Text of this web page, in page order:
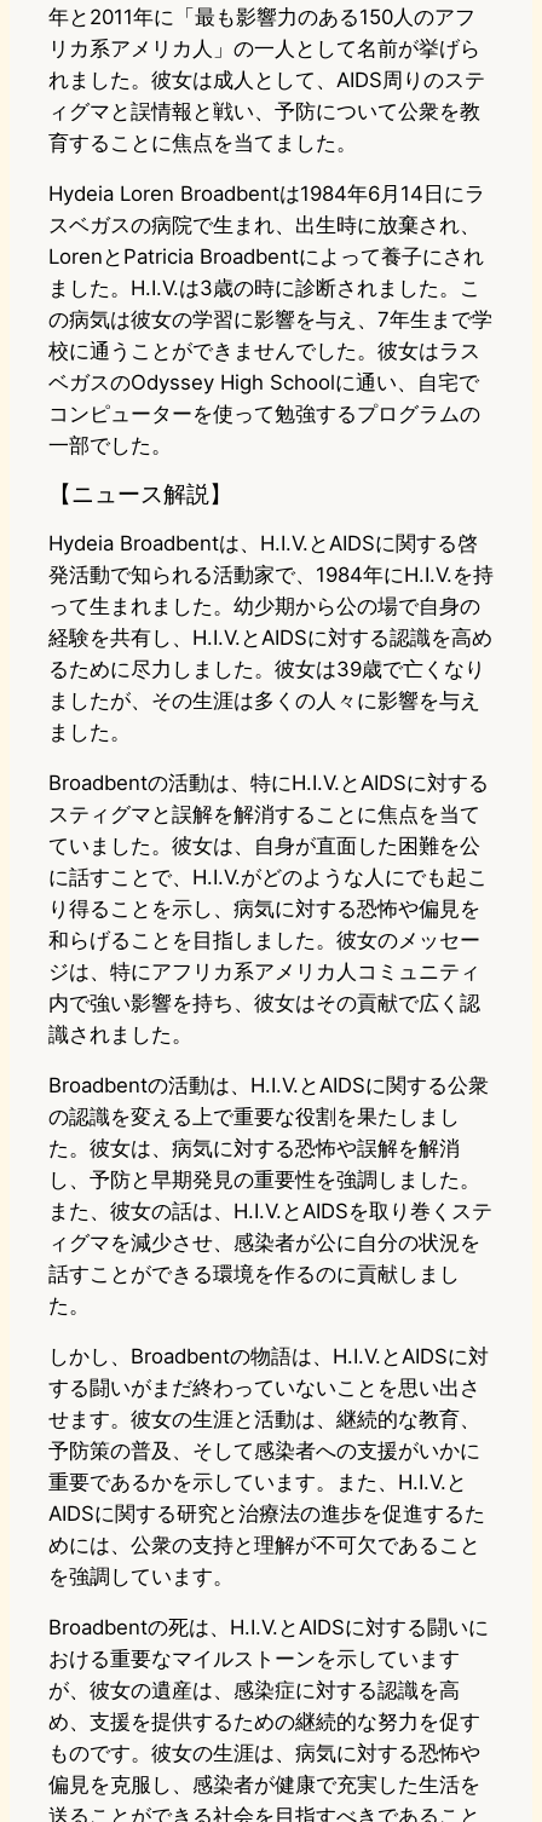
年と2011年に「最も影響力のある150人のアフ
リカ系アメリカ人」の一人として名前が挙げら
れました。彼女は成人として、AIDS周りのステ
ィグマと誤情報と戦い、予防について公衆を教
育することに焦点を当てました。
Hydeia Loren Broadbentは1984年6月14日にラ
スベガスの病院で生まれ、出生時に放棄され、
LorenとPatricia Broadbentによって養子にされ
ました。H.I.V.は3歳の時に診断されました。こ
の病気は彼女の学習に影響を与え、7年生まで学
校に通うことができませんでした。彼女はラス
ベガスのOdyssey High Schoolに通い、自宅で
コンピューターを使って勉強するプログラムの
一部でした。
【ニュース解説】
Hydeia Broadbentは、H.I.V.とAIDSに関する啓
発活動で知られる活動家で、1984年にH.I.V.を持
って生まれました。幼少期から公の場で自身の
経験を共有し、H.I.V.とAIDSに対する認識を高め
るために尽力しました。彼女は39歳で亡くなり
ましたが、その生涯は多くの人々に影響を与え
ました。
Broadbentの活動は、特にH.I.V.とAIDSに対する
スティグマと誤解を解消することに焦点を当て
ていました。彼女は、自身が直面した困難を公
に話すことで、H.I.V.がどのような人にでも起こ
り得ることを示し、病気に対する恐怖や偏見を
和らげることを目指しました。彼女のメッセー
ジは、特にアフリカ系アメリカ人コミュニティ
内で強い影響を持ち、彼女はその貢献で広く認
識されました。
Broadbentの活動は、H.I.V.とAIDSに関する公衆
の認識を変える上で重要な役割を果たしまし
た。彼女は、病気に対する恐怖や誤解を解消
し、予防と早期発見の重要性を強調しました。
また、彼女の話は、H.I.V.とAIDSを取り巻くステ
ィグマを減少させ、感染者が公に自分の状況を
話すことができる環境を作るのに貢献しまし
た。
しかし、Broadbentの物語は、H.I.V.とAIDSに対
する闘いがまだ終わっていないことを思い出さ
せます。彼女の生涯と活動は、継続的な教育、
予防策の普及、そして感染者への支援がいかに
重要であるかを示しています。また、H.I.V.と
AIDSに関する研究と治療法の進歩を促進するた
めには、公衆の支持と理解が不可欠であること
を強調しています。
Broadbentの死は、H.I.V.とAIDSに対する闘いに
おける重要なマイルストーンを示しています
が、彼女の遺産は、感染症に対する認識を高
め、支援を提供するための継続的な努力を促す
ものです。彼女の生涯は、病気に対する恐怖や
偏見を克服し、感染者が健康で充実した生活を
送ることができる社会を目指すべきであること